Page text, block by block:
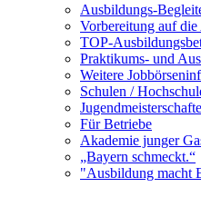
Ausbildungs-
Vorbereitung auf
TOP-
Praktikums- und
Weitere
Schulen /
Für Betriebe
Akademie junger
„Bayern schmeckt.“
"Ausbildung macht